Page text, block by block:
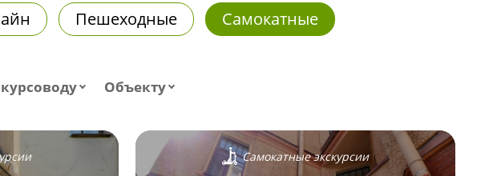
Пешеходные Самокатные
Объекту
Самокатные экскурсии